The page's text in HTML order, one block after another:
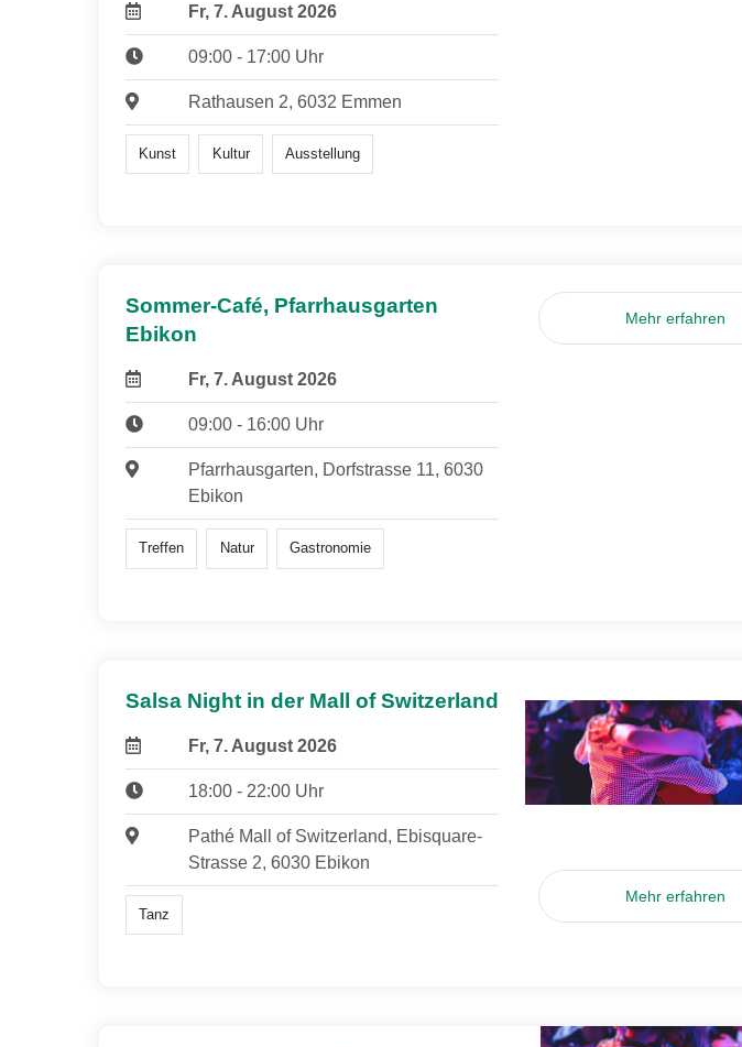
Fr, 7. August 2026
09:00 - 17:00 Uhr
Rathausen 2, 6032 Emmen
Kunst Kultur Ausstellung
Sommer-Café, Pfarrhausgarten
Ebikon
Fr, 7. August 2026
09:00 - 16:00 Uhr
Pfarrhausgarten, Dorfstrasse 11, 6030
Ebikon
Treffen Natur Gastronomie
Mehr erfahren
Salsa Night in der Mall of Switzerland
Fr, 7. August 2026
18:00 - 22:00 Uhr
Pathé Mall of Switzerland, Ebisquare-
Strasse 2, 6030 Ebikon
Tanz
Mehr erfahren